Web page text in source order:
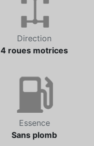
Direction
4 roues motrices
Essence
Sans plomb